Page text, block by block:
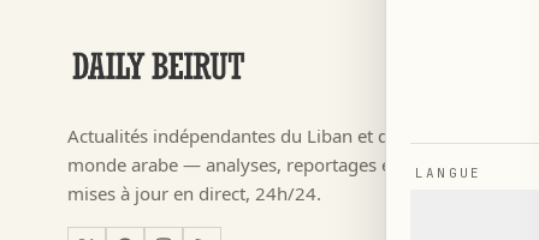
Actualités indépendantes du Liban et du
monde arabe — analyses, reportages et
mises à jour en direct, 24h/24.
٢٠٢٦
→ Actualités
LANGUE